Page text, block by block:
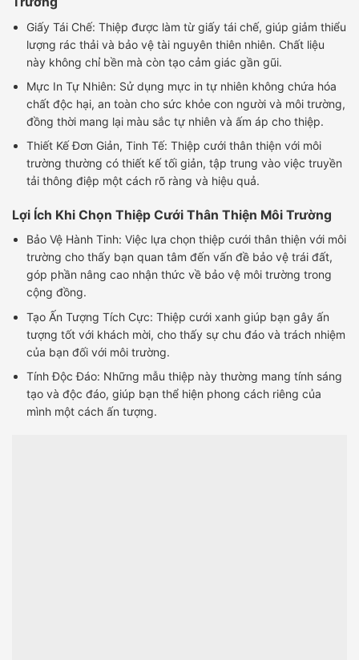
Giấy Tái Chế: Thiệp được làm từ giấy tái chế, giúp giảm thiểu
lượng rác thải và bảo vệ tài nguyên thiên nhiên. Chất liệu
này không chỉ bền mà còn tạo cảm giác gần gũi.
Mực In Tự Nhiên: Sử dụng mực in tự nhiên không chứa hóa
chất độc hại, an toàn cho sức khỏe con người và môi trường,
đồng thời mang lại màu sắc tự nhiên và ấm áp cho thiệp.
Thiết Kế Đơn Giản, Tinh Tế: Thiệp cưới thân thiện với môi
trường thường có thiết kế tối giản, tập trung vào việc truyền
tải thông điệp một cách rõ ràng và hiệu quả.
Lợi Ích Khi Chọn Thiệp Cưới Thân Thiện Môi Trường
Bảo Vệ Hành Tinh: Việc lựa chọn thiệp cưới thân thiện với môi
trường cho thấy bạn quan tâm đến vấn đề bảo vệ trái đất,
góp phần nâng cao nhận thức về bảo vệ môi trường trong
cộng đồng.
Tạo Ấn Tượng Tích Cực: Thiệp cưới xanh giúp bạn gây ấn
tượng tốt với khách mời, cho thấy sự chu đáo và trách nhiệm
của bạn đối với môi trường.
Tính Độc Đáo: Những mẫu thiệp này thường mang tính sáng
tạo và độc đáo, giúp bạn thể hiện phong cách riêng của
mình một cách ấn tượng.